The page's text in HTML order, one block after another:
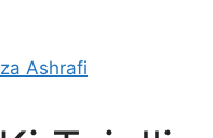
Ashrafi